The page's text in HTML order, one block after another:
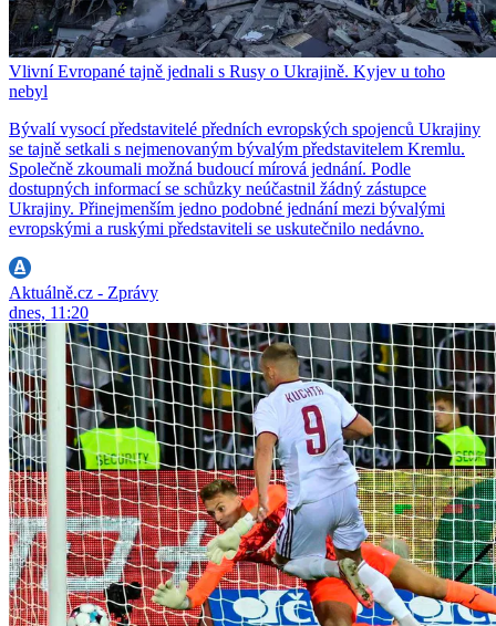
Vlivní Evropané tajně jednali s Rusy o Ukrajině. Kyjev u toho
nebyl
Bývalí vysocí představitelé předních evropských spojenců Ukrajiny
se tajně setkali s nejmenovaným bývalým představitelem Kremlu.
Společně zkoumali možná budoucí mírová jednání. Podle
dostupných informací se schůzky neúčastnil žádný zástupce
Ukrajiny. Přinejmenším jedno podobné jednání mezi bývalými
evropskými a ruskými představiteli se uskutečnilo nedávno.
Aktuálně.cz - Zprávy
dnes, 11:20